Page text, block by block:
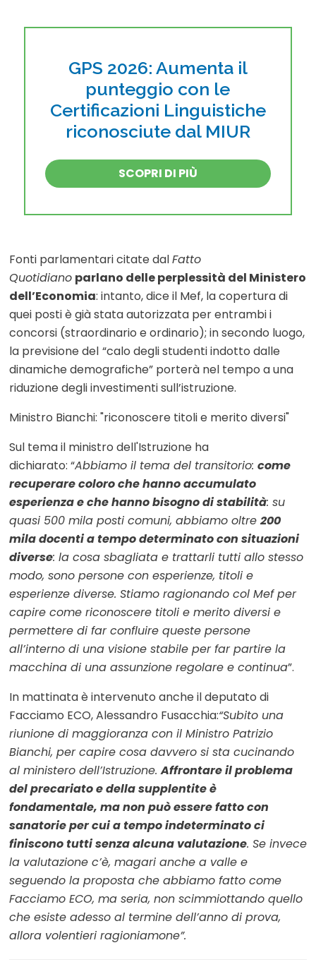
GPS 2026: Aumenta il
punteggio con le
Certificazioni Linguistiche
riconosciute dal MIUR
SCOPRI DI PIÙ
Fonti parlamentari citate dalFatto
Quotidiano parlano delle perplessità del Ministero
dell’Economia: intanto, dice il Mef, la copertura di
quei posti è già stata autorizzata per entrambi i
concorsi (straordinario e ordinario); in secondo luogo,
la previsione del “calo degli studenti indotto dalle
dinamiche demografiche” porterà nel tempo a una
riduzione degli investimenti sull’istruzione.
Ministro Bianchi: "riconoscere titoli e merito diversi"
Sul tema il ministro dell'Istruzione ha
dichiarato: “Abbiamo il tema del transitorio: come
recuperare coloro che hanno accumulato
esperienza e che hanno bisogno di stabilità: su
quasi 500 mila posti comuni, abbiamo oltre 200
mila docenti a tempo determinato con situazioni
diverse: la cosa sbagliata e trattarli tutti allo stesso
modo, sono persone con esperienze, titoli e
esperienze diverse. Stiamo ragionando col Mef per
capire come riconoscere titoli e merito diversi e
permettere di far confluire queste persone
all’interno di una visione stabile per far partire la
macchina di una assunzione regolare e continua”.
In mattinata è intervenuto anche il deputato di
Facciamo ECO, Alessandro Fusacchia:“Subito una
riunione di maggioranza con il Ministro Patrizio
Bianchi, per capire cosa davvero si sta cucinando
al ministero dell’Istruzione.Affrontare il problema
del precariato e della supplentite è
fondamentale, ma non può essere fatto con
sanatorie per cui a tempo indeterminato ci
finiscono tutti senza alcuna valutazione. Se invece
la valutazione c’è, magari anche a valle e
seguendo la proposta che abbiamo fatto come
Facciamo ECO, ma seria, non scimmiottando quello
che esiste adesso al termine dell’anno di prova,
allora volentieri ragioniamone”.